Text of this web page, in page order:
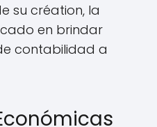
su création, la
en brindar
contabilidad a